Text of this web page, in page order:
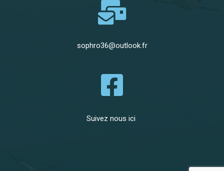
sophro36@outlook.fr
Suivez nous ici